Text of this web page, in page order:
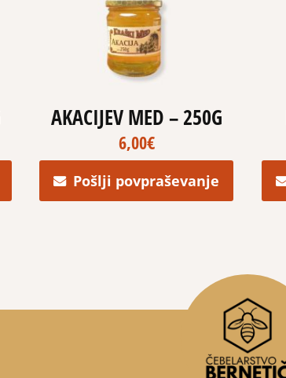
AKACIJEV MED – 250G
6,00€
Pošlji povpraševanje